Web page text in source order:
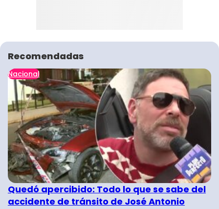
Recomendadas
Nacional
Quedó apercibido: Todo lo que se sabe del
accidente de tránsito de José Antonio